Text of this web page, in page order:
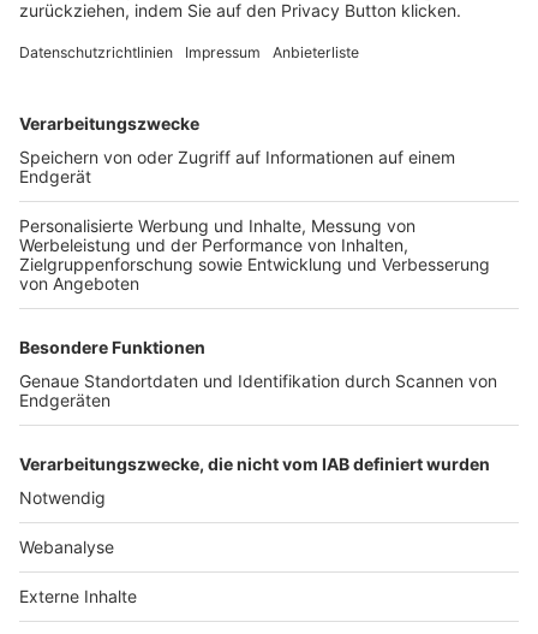
FOLGE DEM BFV
TOP-VEREINE
TOP-PARTNER
Nutzungsbedingungen Datenschutz Impressum